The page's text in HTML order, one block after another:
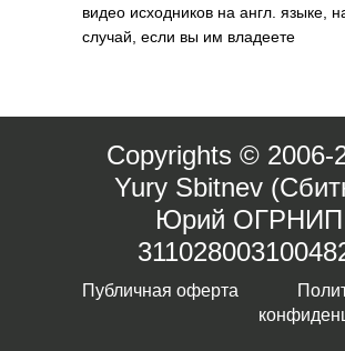
видео исходников на англ. языке,
случай, если вы им владеете
Copyrights © 2006-
Yury Sbitnev
Юрий ОГРНИП
Публичная оферта